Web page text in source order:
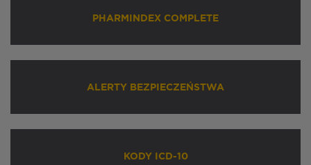
PHARMINDEX COMPLETE
ALERTY BEZPIECZEŃSTWA
KODY ICD-10